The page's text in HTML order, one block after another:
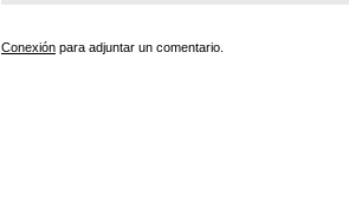
Conexión para adjuntar un comentario.